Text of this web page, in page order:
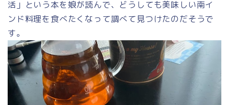
活」という本を娘が読んで、どうしても美味しい南イ
ンド料理を食べたくなって調べて見つけたのだそうで
す。